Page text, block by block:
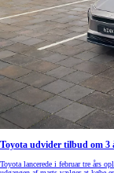
Toyota udvider tilbud om 3
Toyota lancerede i februar tre års